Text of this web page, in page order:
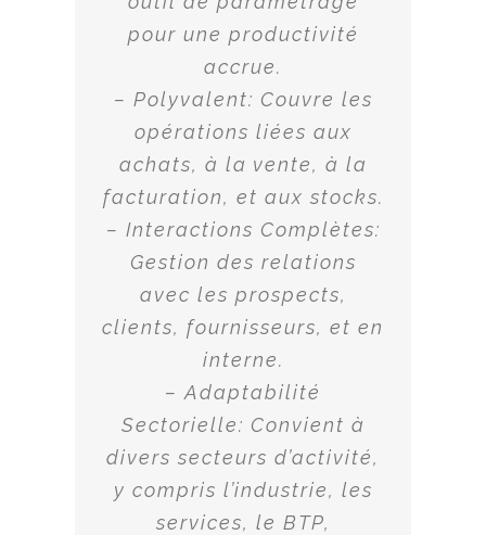
pour une productivité
accrue.
– Polyvalent: Couvre les
opérations liées aux
achats, à la vente, à la
facturation, et aux stocks.
– Interactions Complètes:
Gestion des relations
avec les prospects,
clients, fournisseurs, et en
interne.
– Adaptabilité
Sectorielle: Convient à
divers secteurs d’activité,
y compris l’industrie, les
services, le BTP,